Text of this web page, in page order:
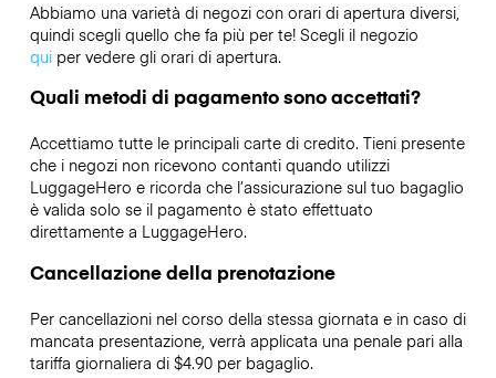
Abbiamo una varietà di negozi con orari di apertura diversi,
quindi scegli quello che fa più per te! Scegli il negozio
quiper vedere gli orari di apertura.
Quali metodi di pagamento sono accettati?
Accettiamo tutte le principali carte di credito. Tieni presente
che i negozi non ricevono contanti quando utilizzi
LuggageHero e ricorda che l’assicurazione sul tuo bagaglio
è valida solo se il pagamento è stato effettuato
direttamente a LuggageHero.
Cancellazione della prenotazione
Per cancellazioni nel corso della stessa giornata e in caso di
mancata presentazione, verrà applicata una penale pari alla
tariffa giornaliera di $4.90 per bagaglio.